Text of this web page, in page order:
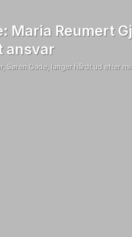
Maria Reumert
ansvar
Søren Gade, langer hårdt ud efter